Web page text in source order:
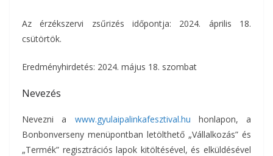
Az érzékszervi zsűrizés időpontja: 2024. április 18.
csütörtök.
Eredményhirdetés: 2024. május 18. szombat
Nevezés
Nevezni a www.gyulaipalinkafesztival.hu honlapon, a
Bonbonverseny menüpontban letölthető „Vállalkozás” és
„Termék” regisztrációs lapok kitöltésével, és elküldésével